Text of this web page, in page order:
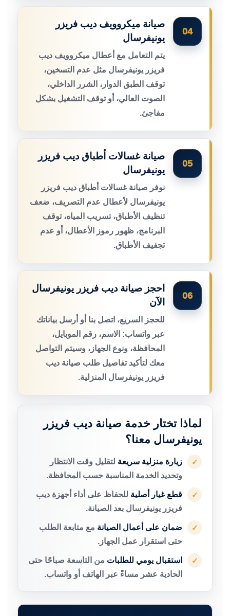
04
صيانة ميكروويف ديب فريزر
يونيفرسال
يتم التعامل مع أعطال ميكروويف ديب
فريزر يونيفرسال مثل عدم التسخين،
توقف الطبق الدوار، الشرر الداخلي،
الصوت العالي، أو توقف التشغيل بشكل
مفاجئ.
05
صيانة غسالات أطباق ديب فريزر
يونيفرسال
نوفر صيانة غسالات أطباق ديب فريزر
يونيفرسال لأعطال عدم التصريف، ضعف
تنظيف الأطباق، تسريب المياه، توقف
البرنامج، ظهور رموز الأعطال، أو عدم
تجفيف الأطباق.
06
احجز صيانة ديب فريزر يونيفرسال
الآن
للحجز السريع، اتصل بنا أو أرسل بياناتك
عبر واتساب: الاسم، رقم الموبايل،
المحافظة، ونوع الجهاز، وسيتم التواصل
معك لتأكيد تفاصيل طلب صيانة ديب
فريزر يونيفرسال المنزلية.
لماذا تختار خدمة صيانة ديب فريزر
يونيفرسال معنا؟
✓ زيارة منزلية سريعة لتقليل وقت الانتظار
وتحديد الخدمة المناسبة حسب المحافظة.
✓ قطع غيار أصلية للحفاظ على أداء أجهزة ديب
فريزر يونيفرسال بعد الصيانة.
✓ ضمان على أعمال الصيانة مع متابعة الطلب
حتى استقرار عمل الجهاز.
✓ استقبال يومي للطلبات من التاسعة صباحًا حتى
الحادية عشر مساءً عبر الهاتف أو واتساب.